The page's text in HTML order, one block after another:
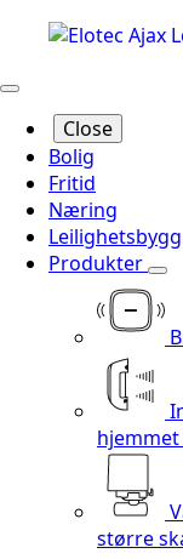
Close
Bolig
Fritid
Næring
Leilighetsbygg
Produkter
større